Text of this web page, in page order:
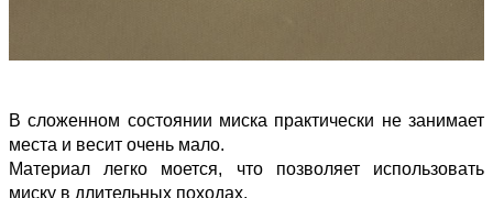
В сложенном состоянии миска практически не занимает
места и весит очень мало.
Материал легко моется, что позволяет использовать
миску в длительных походах.